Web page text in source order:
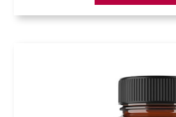
von 5